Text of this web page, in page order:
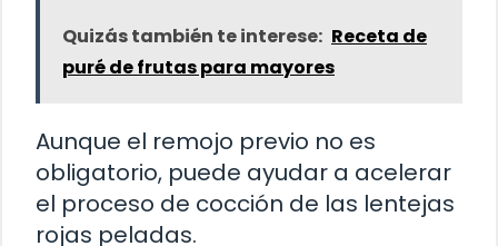
Quizás también te interese: Receta de
puré de frutas para mayores
Aunque el remojo previo no es
obligatorio, puede ayudar a acelerar
el proceso de cocción de las lentejas
rojas peladas.